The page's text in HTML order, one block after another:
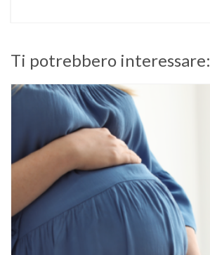
Ti potrebbero interessare: